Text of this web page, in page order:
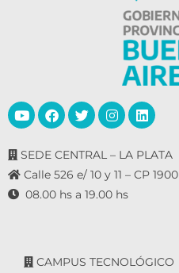
SEDE CENTRAL – LA PLATA
Calle 526 e/ 10 y 11 – CP 1900
08.00 hs a 19.00 hs
CAMPUS TECNOLÓGICO